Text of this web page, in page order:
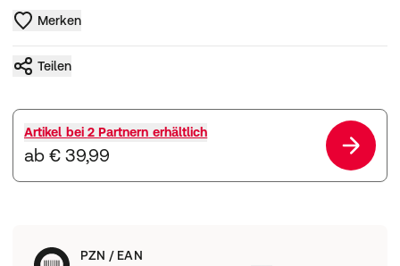
Merken
Teilen
Artikel bei 2 Partnern erhältlich
ab € 39,99
PZN / EAN